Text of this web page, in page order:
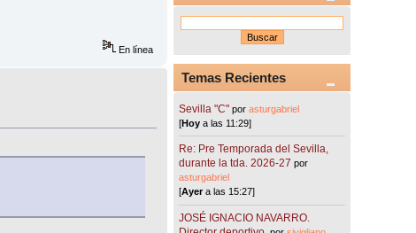
En línea
Temas Recientes
Sevilla "C"porasturgabriel
[Hoy a las 11:29]
Re: Pre Temporada del Sevilla,
durante la tda. 2026-27 por
asturgabriel
[Ayera las 15:27]
JOSÉ IGNACIO NAVARRO.